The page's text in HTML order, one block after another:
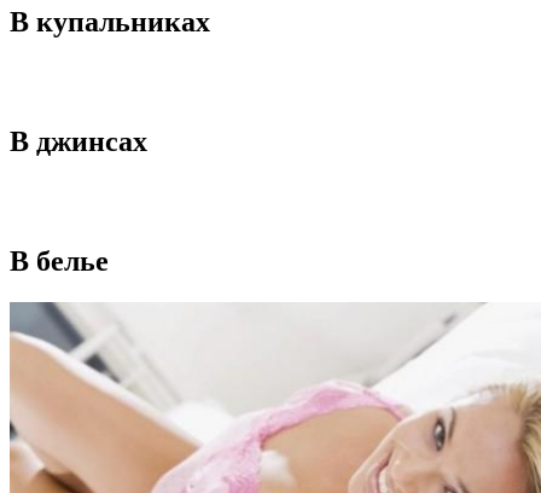
В купальниках
В джинсах
В белье